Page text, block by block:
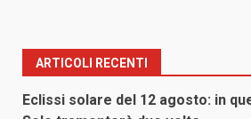
ARTICOLI RECENTI
Eclissi solare del 12 agosto: in